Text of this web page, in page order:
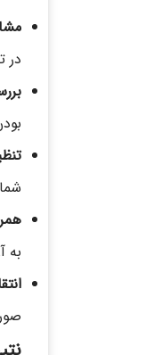
در
به